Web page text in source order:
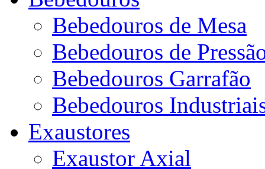
Bebedouros de Mesa
Bebedouros de
Bebedouros Garrafão
Bebedouros
Exaustores
Exaustor Axial